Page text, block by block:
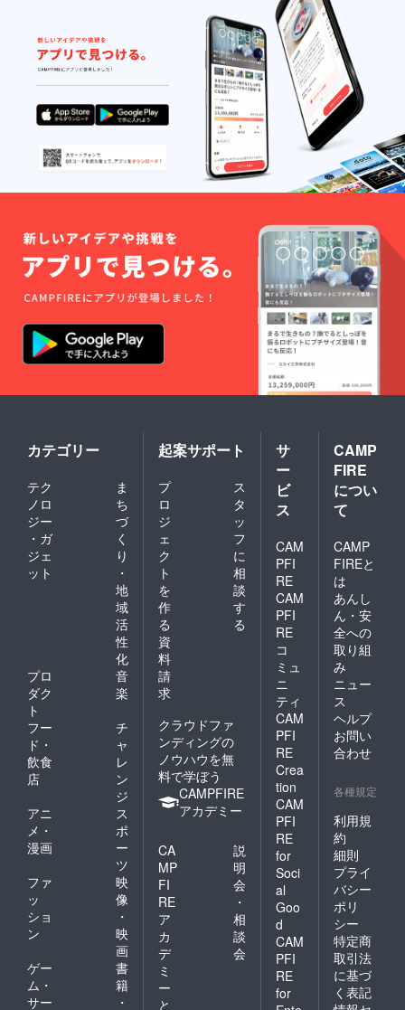
だきま
す（備
考欄に
記載可
能なお
名前を
ご記入
くださ
い。
ニック
ネーム
でも可
能で
す。）
柄色紙
原画１
枚（10
組限
定） 世
界に一
つしか
ないオ
リジナ
をお送
りさせ
ていた
す。保
護犬達
の存在
の証と
して大
切にし
て頂け
思いま
す。 ※
色紙は
10種類
のデザ
インか
らラン
ダムに
選ばせ
ていた
だきま
すので
ご了承
くださ
カテゴリー
テク
ノロ
ジー
・ガ
ジェ
ット
ま
ち
づ
く
り
・
地
域
活
性
化
プロ
ダク
ト
音
楽
フー
ド・
飲食
店
チ
ャ
レ
ン
ジ
アニ
メ・
漫画
ス
ポ
ー
ツ
ファ
ッ
ショ
ン
映
像
・
映
画
ゲー
ム・
サー
書
籍
・
起案サポート
プ
ロ
ジ
ェ
ク
ト
を
作
る
ス
タ
ッ
フ
に
相
談
す
る
資
料
請
求
クラウドファ
ンディングの
ノウハウを無
料で学ぼう
CAMPFIRE
アカデミー
CA
MP
FI
RE
ア
カ
デ
ミ
ー
と
説
明
会
・
相
談
会
サ
ー
ビ
ス
CAM
PFI
RE
CAM
PFI
RE
コ
ミュ
ニ
ティ
CAM
PFI
RE
Crea
tion
CAM
PFI
RE
for
Soci
al
Goo
d
CAM
PFI
RE
for
CAMP
FIRE
につい
て
CAMP
FIREと
は
あんし
ん・安
全への
取り組
み
ニュー
ス
ヘルプ
お問い
合わせ
各種規定
利用規
約
細則
プライ
バシー
ポリ
シー
特定商
取引法
に基づ
く表記